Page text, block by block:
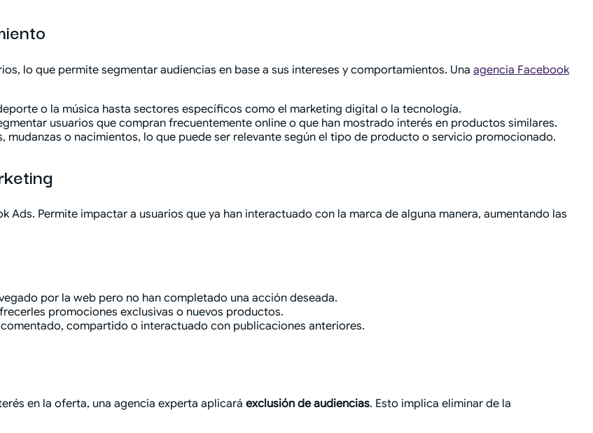
lo que permite segmentar audiencias en base a sus intereses y comportamientos. Una agencia Facebook
o la música hasta sectores específicos como el marketing digital o la tecnología.
usuarios que compran frecuentemente online o que han mostrado interés en productos similares.
mudanzas o nacimientos, lo que puede ser relevante según el tipo de producto o servicio promocionado.
Ads. Permite impactar a usuarios que ya han interactuado con la marca de alguna manera, aumentando las
por la web pero no han completado una acción deseada.
promociones exclusivas o nuevos productos.
compartido o interactuado con publicaciones anteriores.
en la oferta, una agencia experta aplicará exclusión de audiencias. Esto implica eliminar de la